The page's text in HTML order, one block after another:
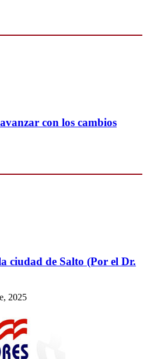
con los cambios
ciudad de Salto (Por el Dr.
2025